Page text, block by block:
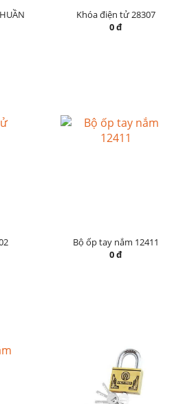
Khóa điện tử 28307
0 đ
Bộ ốp tay nắm 12411
0 đ